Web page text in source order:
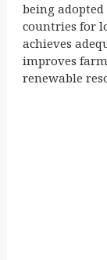
being
countries for
achieves
improves
renewable